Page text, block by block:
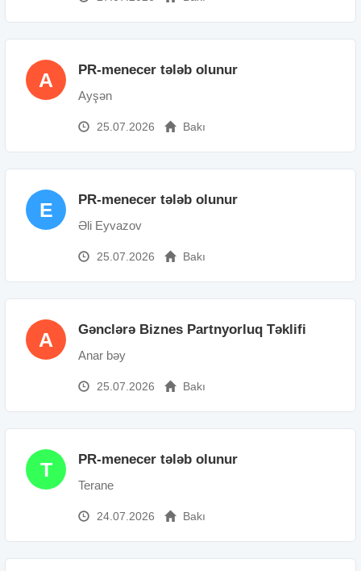
A PR-menecer tələb olunur
Ayşən
25.07.2026 Bakı
E PR-menecer tələb olunur
Əli Eyvazov
25.07.2026 Bakı
A Gənclərə Biznes Partnyorluq Təklifi
Anar bəy
25.07.2026 Bakı
T PR-menecer tələb olunur
Terane
24.07.2026 Bakı